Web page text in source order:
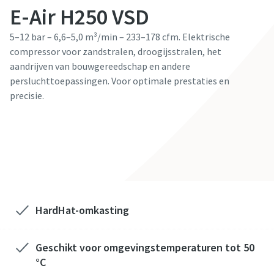
E-Air H250 VSD
5–12 bar – 6,6–5,0 m³/min – 233–178 cfm. Elektrische
compressor voor zandstralen, droogijsstralen, het
aandrijven van bouwgereedschap en andere
persluchttoepassingen. Voor optimale prestaties en
precisie.
HardHat-omkasting
Geschikt voor omgevingstemperaturen tot 50
°C
E-mail
Telefoon
Aanvullende informatie
Aanvragen
E-mail
Telefoon
Aanvullende informatie
Aanvragen